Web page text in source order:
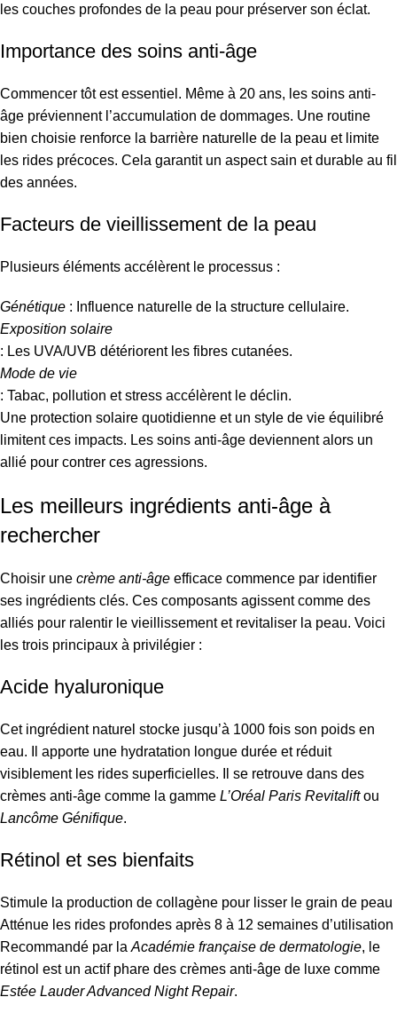
les couches profondes de la peau pour préserver son éclat.
Importance des soins anti-âge
Commencer tôt est essentiel. Même à 20 ans, les soins anti-
âge préviennent l’accumulation de dommages. Une routine
bien choisie renforce la barrière naturelle de la peau et limite
les rides précoces. Cela garantit un aspect sain et durable au fil
des années.
Facteurs de vieillissement de la peau
Plusieurs éléments accélèrent le processus :
Génétique : Influence naturelle de la structure cellulaire.
Exposition solaire
: Les UVA/UVB détériorent les fibres cutanées.
Mode de vie
: Tabac, pollution et stress accélèrent le déclin.
Une protection solaire quotidienne et un style de vie équilibré
limitent ces impacts. Les soins anti-âge deviennent alors un
allié pour contrer ces agressions.
Les meilleurs ingrédients anti-âge à
rechercher
Choisir une crème anti-âge efficace commence par identifier
ses ingrédients clés. Ces composants agissent comme des
alliés pour ralentir le vieillissement et revitaliser la peau. Voici
les trois principaux à privilégier :
Acide hyaluronique
Cet ingrédient naturel stocke jusqu’à 1000 fois son poids en
eau. Il apporte une hydratation longue durée et réduit
visiblement les rides superficielles. Il se retrouve dans des
crèmes anti-âge comme la gamme L’Oréal Paris Revitaliftou
Lancôme Génifique.
Rétinol et ses bienfaits
Stimule la production de collagène pour lisser le grain de peau
Atténue les rides profondes après 8 à 12 semaines d’utilisation
Recommandé par la Académie française de dermatologie, le
rétinol est un actif phare des crèmes anti-âge de luxe comme
Estée Lauder Advanced Night Repair.